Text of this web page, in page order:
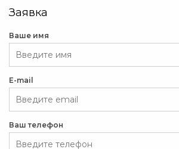
Заявка
Ваше имя
E-mail
Ваш телефон